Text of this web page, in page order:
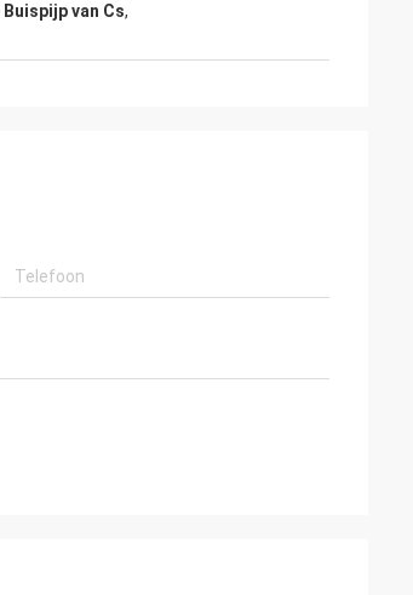
van Cs,